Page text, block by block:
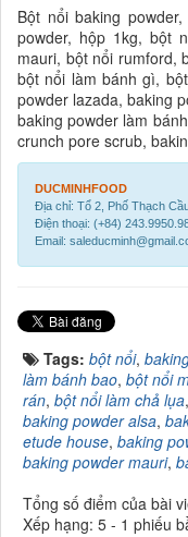
Bột nổi baking
powder, hộp 1kg, bột
mauri, bột nổi rumford,
bột nổi làm bánh gì,
powder lazada, baking
baking powder làm
crunch pore scrub,
DUCMINHFOOD
Địa chỉ: Tổ 2, Phố Thạch
Điện thoại: (+84)
Email:
Tags: bột nổi,
làm bánh bao, bột nổi
rán, bột nổi làm chả lụa,
baking powder alsa,
etude house, baking
baking powder mauri,
Tổng số điểm của bài
Xếp hạng: 5 - 1 phiếu